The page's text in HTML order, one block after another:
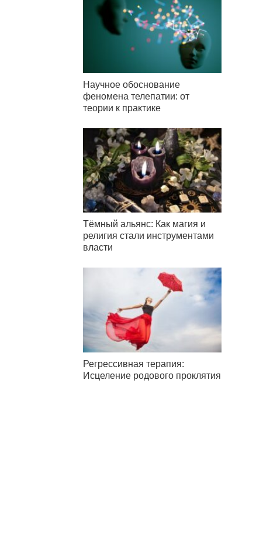
Научное обоснование
феномена телепатии: от
теории к практике
Тёмный альянс: Как магия и
религия стали инструментами
власти
Регрессивная терапия:
Исцеление родового проклятия